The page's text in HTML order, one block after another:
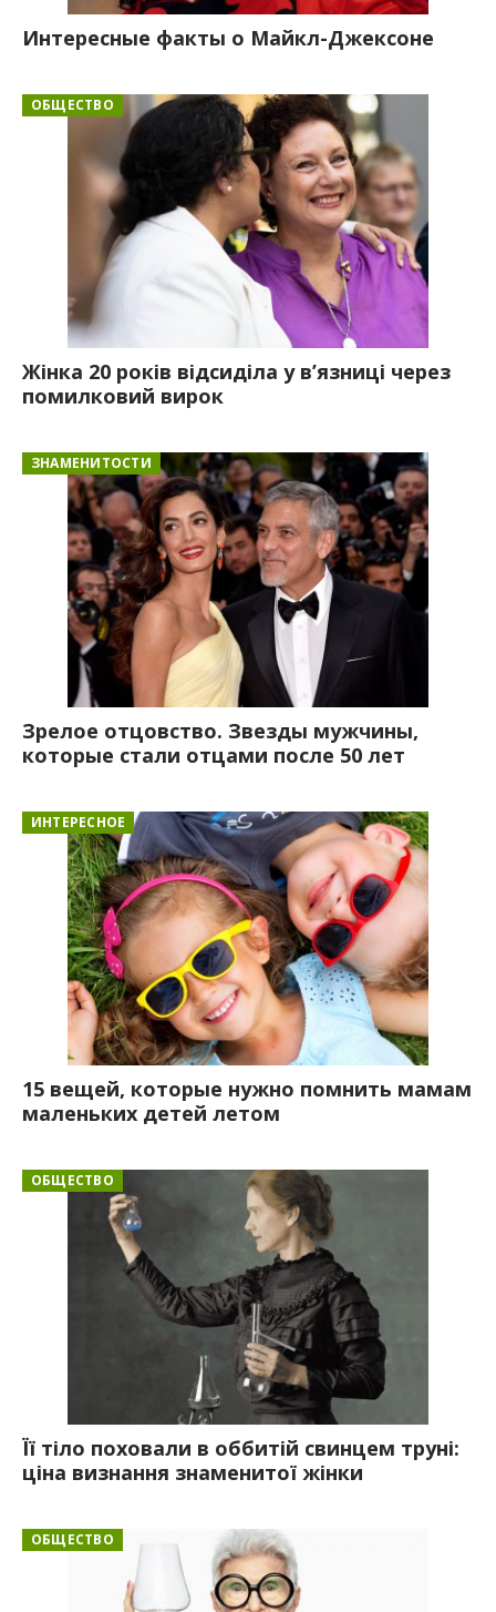
Интересные факты о Майкл-Джексоне
ОБЩЕСТВО
Жінка 20 років відсиділа у в’язниці через
помилковий вирок
ЗНАМЕНИТОСТИ
Зрелое отцовство. Звезды мужчины,
которые стали отцами после 50 лет
ИНТЕРЕСНОЕ
15 вещей, которые нужно помнить мамам
маленьких детей летом
ОБЩЕСТВО
Її тіло поховали в оббитій свинцем труні:
ціна визнання знаменитої жінки
ОБЩЕСТВО